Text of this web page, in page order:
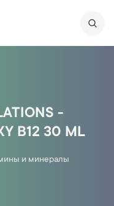
-
B12 30 ML
и минералы